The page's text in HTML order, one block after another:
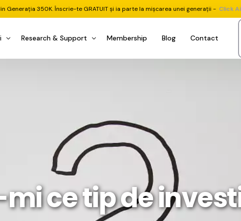
Generația 350K. Înscrie-te GRATUIT și ia parte la mișcarea unei generații - Click
& ExecuțieMecanice
EA MT5
Research & Support
Comunitate Premium
Chat & Suport Mentor
1 la 1 Mentor
Membership Blog Contact
mi ce tip de